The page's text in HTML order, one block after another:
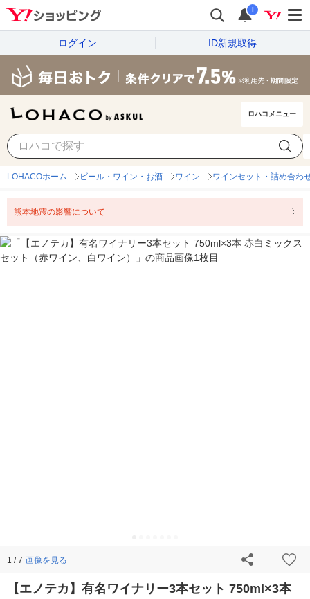
i
ログイン ID新規取得
ロハコメニュー
LOHACOホーム ビール・ワイン・お酒 ワイン ワインセット・詰め合わ
熊本地震の影響について
1 / 7 画像を見る
【エノテカ】有名ワイナリー3本セット 750ml×3本